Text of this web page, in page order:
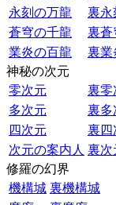
永刻の万龍
裏永
蒼穹の千龍
裏蒼
業炎の百龍
裏業
神秘の次元
零次元
裏零
多次元
裏多
四次元
裏四
次元の案内人 裏次
修羅の幻界
機構城 裏機構城